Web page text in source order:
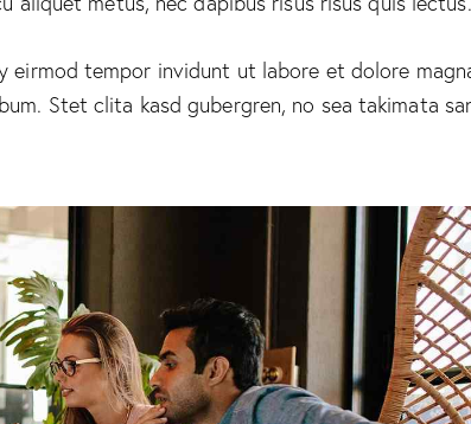
tempor invidunt ut labore et dolore
Stet clita kasd gubergren, no sea takimata